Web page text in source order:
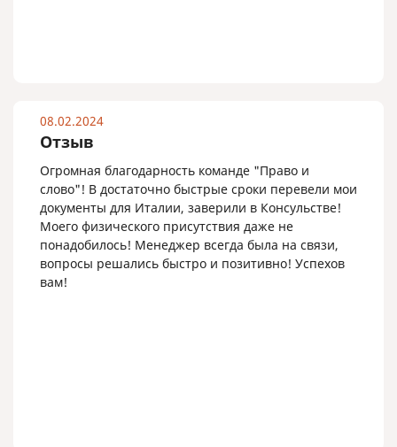
08.02.2024
Отзыв
Огромная благодарность команде "Право и
слово"! В достаточно быстрые сроки перевели мои
документы для Италии, заверили в Консульстве!
Моего физического присутствия даже не
понадобилось! Менеджер всегда была на связи,
вопросы решались быстро и позитивно! Успехов
вам!